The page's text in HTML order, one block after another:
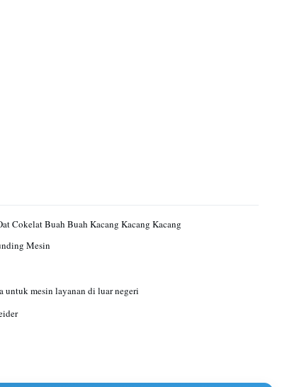
Cokelat Buah Buah Kacang Kacang Kacang
Mesin
untuk mesin layanan di luar negeri